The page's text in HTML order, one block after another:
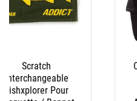
Cuissardes Neoprene
Autain - Semelles
Caoutchouc